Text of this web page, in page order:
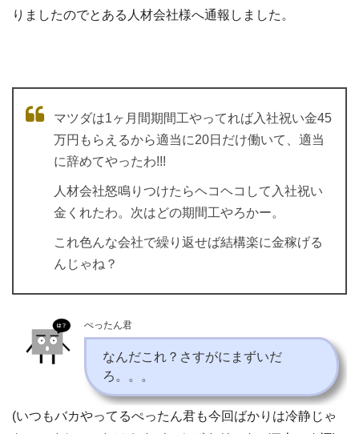
りましたのでとある人材会社様へ通報しました。
マツダは1ヶ月間期間工やってれば入社祝い金45
万円もらえるから適当に20日だけ働いて、適当
に辞めてやったわ!!!
人材会社怒鳴りつけたらヘコヘコして入社祝い
金くれたわ。次はどの期間工やろかー。
これ色んな会社で繰り返せば結構楽に金稼げる
んじゃね？
ぺったん君
なんだこれ？さすがにまずいだ
ろ。。。
(いつもバカやってるぺったん君も今回ばかりは冷静じゃ